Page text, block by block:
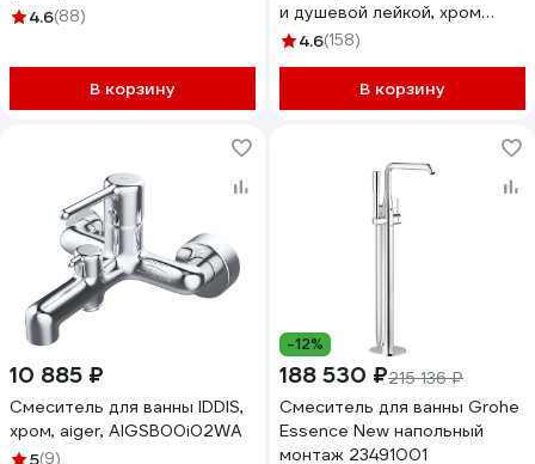
4.6(88)
В корзину
и душевой лейкой, хром
NUD3-A045
4.6(158)
В корзину
10 885 ₽
Смеситель для ванны IDDIS,
хром, aiger, AIGSB00i02WA
5(9)
-12%
188 530 ₽215 136 ₽
Смеситель для ванны Grohe
Essence New напольный
монтаж 23491001